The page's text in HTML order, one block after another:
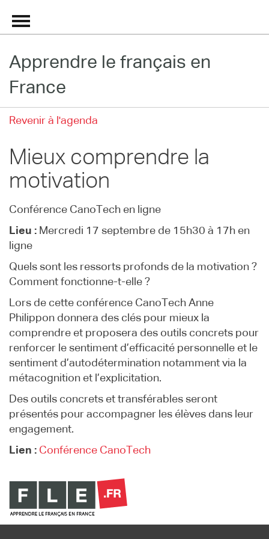
Grand Répertoire
Le français en ligne
Les pages PRO
Apprendre le français en
France
Revenir à l'agenda
Mieux comprendre la
motivation
Conférence CanoTech en ligne
Lieu : Mercredi 17 septembre de 15h30 à 17h en
ligne
Quels sont les ressorts profonds de la motivation ?
Comment fonctionne-t-elle ?
Lors de cette conférence CanoTech Anne
Philippon donnera des clés pour mieux la
comprendre et proposera des outils concrets pour
renforcer le sentiment d’efficacité personnelle et le
sentiment d’autodétermination notamment via la
métacognition et l’explicitation.
Des outils concrets et transférables seront
présentés pour accompagner les élèves dans leur
engagement.
Lien : Conférence CanoTech